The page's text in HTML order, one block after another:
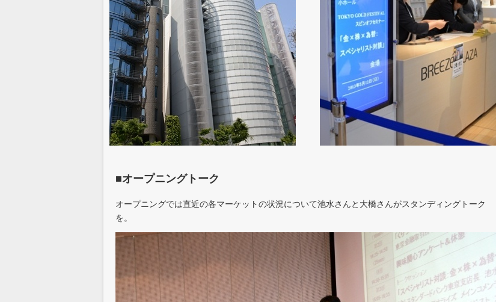
■オープニングトーク
オープニングでは直近の各マーケットの状況について池水さんと大橋さんがスタンディングトーク
を。